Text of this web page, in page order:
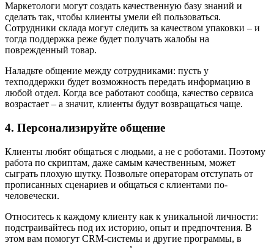
Маркетологи могут создать качественную базу знаний и
сделать так, чтобы клиенты умели ей пользоваться.
Сотрудники склада могут следить за качеством упаковки – и
тогда поддержка реже будет получать жалобы на
поврежденный товар.
Наладьте общение между сотрудниками: пусть у
техподдержки будет возможность передать информацию в
любой отдел. Когда все работают сообща, качество сервиса
возрастает – а значит, клиенты будут возвращаться чаще.
4. Персонализируйте общение
Клиенты любят общаться с людьми, а не с роботами. Поэтому
работа по скриптам, даже самым качественным, может
сыграть плохую шутку. Позвольте операторам отступать от
прописанных сценариев и общаться с клиентами по-
человечески.
Относитесь к каждому клиенту как к уникальной личности:
подстраивайтесь под их историю, опыт и предпочтения. В
этом вам помогут CRM-cистемы и другие программы, в